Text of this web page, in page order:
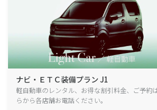
ナビ・ＥＴＣ装備プラン J1
軽自動車のレンタル、お得な割引料金、ご予約
らから各店舗お電話ください。